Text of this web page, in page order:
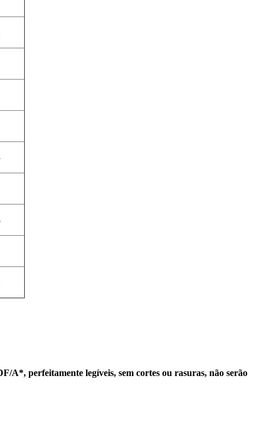
A*, perfeitamente legíveis, sem cortes ou rasuras, não serão